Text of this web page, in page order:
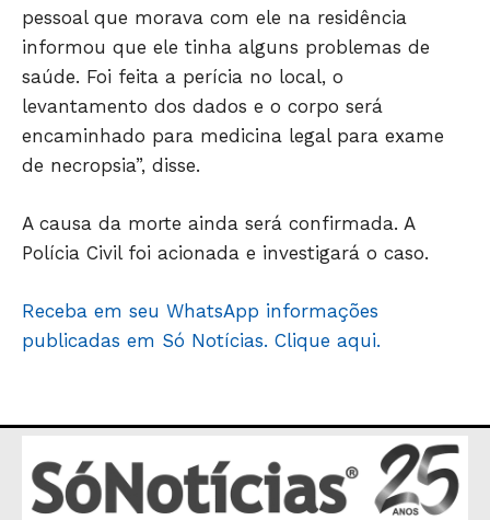
HOME
POLÍTICA
POLÍCIA
GERAL
EDUCAÇÃO
pessoal que morava com ele na residência
informou que ele tinha alguns problemas de
saúde. Foi feita a perícia no local, o
levantamento dos dados e o corpo será
encaminhado para medicina legal para exame
de necropsia”, disse.
A causa da morte ainda será confirmada. A
Polícia Civil foi acionada e investigará o caso.
Receba em seu WhatsApp informações
publicadas em Só Notícias. Clique aqui.